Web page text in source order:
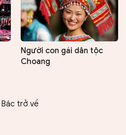
Người con gái dân tộc
Choang
trở về